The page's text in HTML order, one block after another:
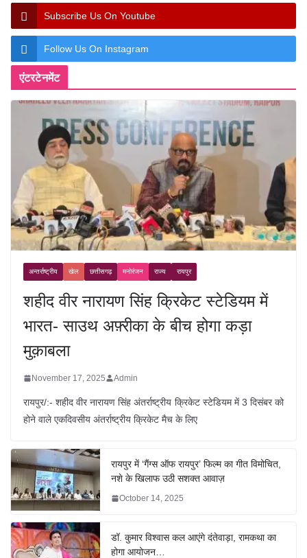
Subscribe Us On Youtube
Follow Us On Instagram
एंटरटेनमेंट
अन्तर्राष्ट्रीय खेल छत्तीसगढ़ मनोरंजन राज्य रायपुर
शहीद वीर नारायण सिंह क्रिकेट स्टेडियम में
भारत- साउथ अफ़्रीका के बीच होगा कड़ा
मुक़ाबला
November 17, 2025 Admin
रायपुर/:- शहीद वीर नारायण सिंह अंतर्राष्ट्रीय क्रिकेट स्टेडियम में 3 दिसंबर को
होने वाले एकदिवसीय अंतर्राष्ट्रीय क्रिकेट मैच के लिए
रायपुर में ‘गैंग्स ऑफ रायपुर’ फिल्म का गीत विमोचित,
नशे के खिलाफ उठी सशक्त आवाज़
October 14, 2025
डॉ. कुमार विश्वास कल आएंगे दंतेवाड़ा, रामकथा का
होगा आयोजन…